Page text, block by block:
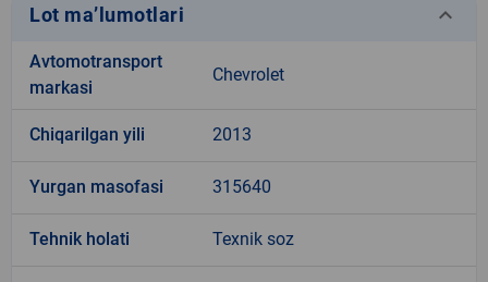
Lot ma’lumotlari keyboard_arrow_down
Avtomotransport
markasi
Chevrolet
Chiqarilgan yili 2013
Yurgan masofasi 315640
Tehnik holati Texnik soz